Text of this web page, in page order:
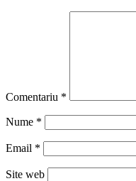
Comentariu *
Nume *
Email *
Site web